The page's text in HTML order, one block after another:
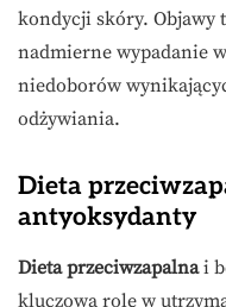
kondycji skóry. Objawy
nadmierne wypadanie
niedoborów
odżywiania.
Dieta
antyoksydanty
Dieta przeciwzapalnai
kluczową rolę w